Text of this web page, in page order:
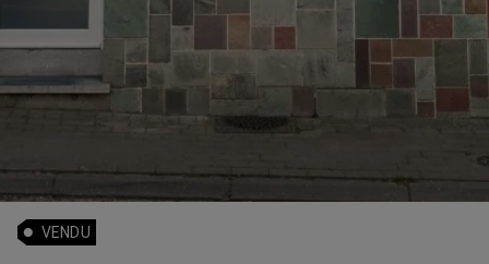
VENDU